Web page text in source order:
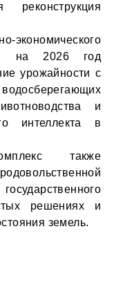
на 2026 год
урожайности с
и
интеллекта в
также
решениях и
земель.